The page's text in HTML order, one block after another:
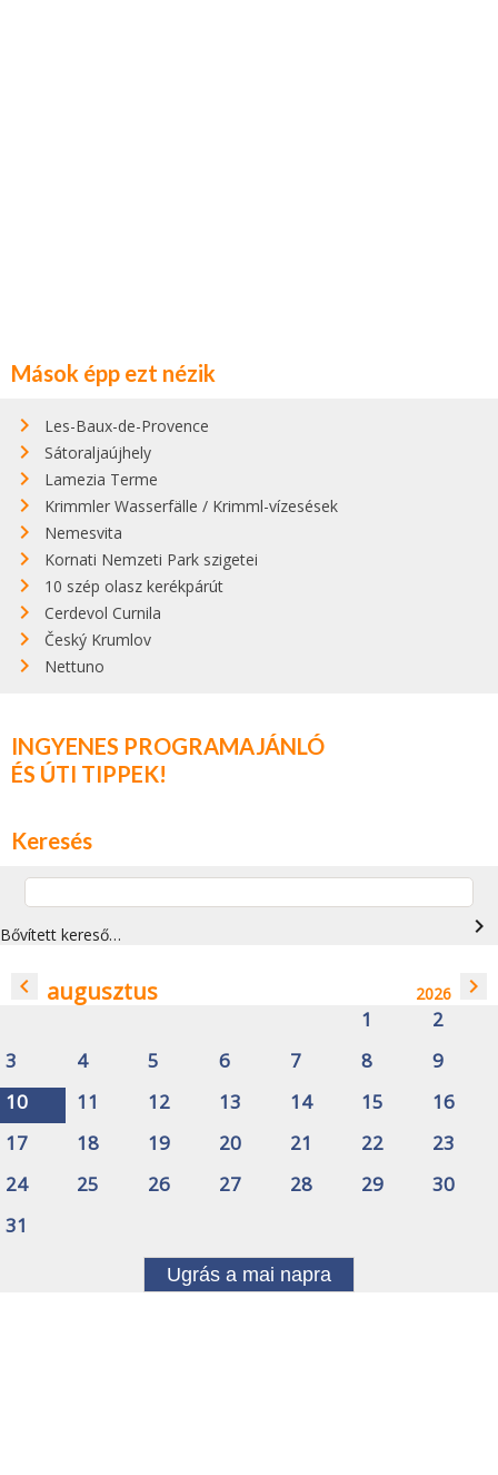
Mások épp ezt nézik
Les-Baux-de-Provence
Sátoraljaújhely
Lamezia Terme
Krimmler Wasserfälle / Krimml-vízesések
Nemesvita
Kornati Nemzeti Park szigetei
10 szép olasz kerékpárút
Cerdevol Curnila
Český Krumlov
Nettuno
INGYENES PROGRAMAJÁNLÓ
ÉS ÚTI TIPPEK!
Keresés
Bővített kereső… navigate_next
navigate_before augusztus 2026 navigate_next
1
2
3
4 5 6 7 8
9
10
11 12 13 14 15
16
17
18 19 20 21 22
23
24
25 26 27 28 29
30
31
Ugrás a mai napra